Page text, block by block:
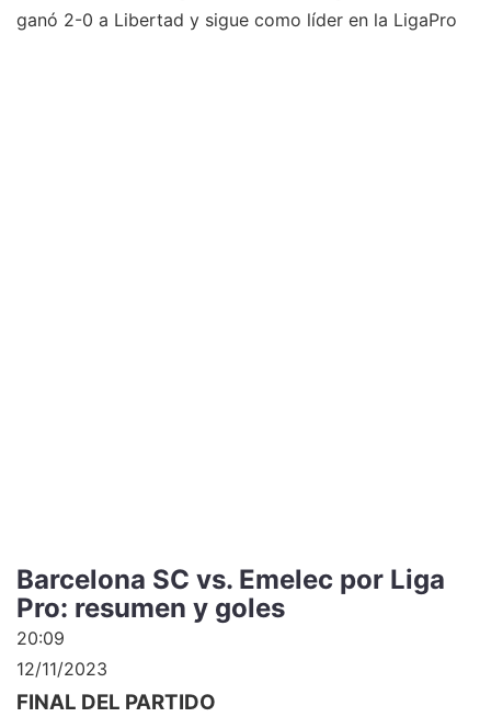
ganó 2-0 a Libertad y sigue como líder en la LigaPro
Barcelona SC vs. Emelec por Liga
Pro: resumen y goles
20:09
12/11/2023
FINAL DEL PARTIDO